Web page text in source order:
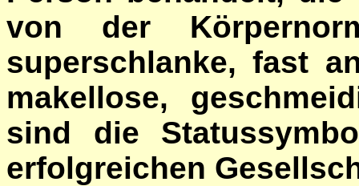
von der
superschlanke, fast
makellose,
sind die
erfolgreichen